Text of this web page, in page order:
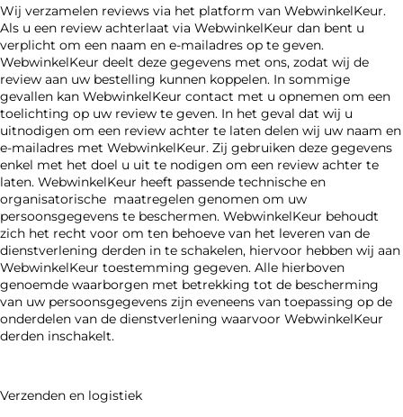
Wij verzamelen reviews via het platform van WebwinkelKeur.
Als u een review achterlaat via WebwinkelKeur dan bent u
verplicht om een naam en e-mailadres op te geven.
WebwinkelKeur deelt deze gegevens met ons, zodat wij de
review aan uw bestelling kunnen koppelen. In sommige
gevallen kan WebwinkelKeur contact met u opnemen om een
toelichting op uw review te geven. In het geval dat wij u
uitnodigen om een review achter te laten delen wij uw naam en
e-mailadres met WebwinkelKeur. Zij gebruiken deze gegevens
enkel met het doel u uit te nodigen om een review achter te
laten. WebwinkelKeur heeft passende technische en
organisatorische maatregelen genomen om uw
persoonsgegevens te beschermen. WebwinkelKeur behoudt
zich het recht voor om ten behoeve van het leveren van de
dienstverlening derden in te schakelen, hiervoor hebben wij aan
WebwinkelKeur toestemming gegeven. Alle hierboven
genoemde waarborgen met betrekking tot de bescherming
van uw persoonsgegevens zijn eveneens van toepassing op de
onderdelen van de dienstverlening waarvoor WebwinkelKeur
derden inschakelt.
Verzenden en logistiek